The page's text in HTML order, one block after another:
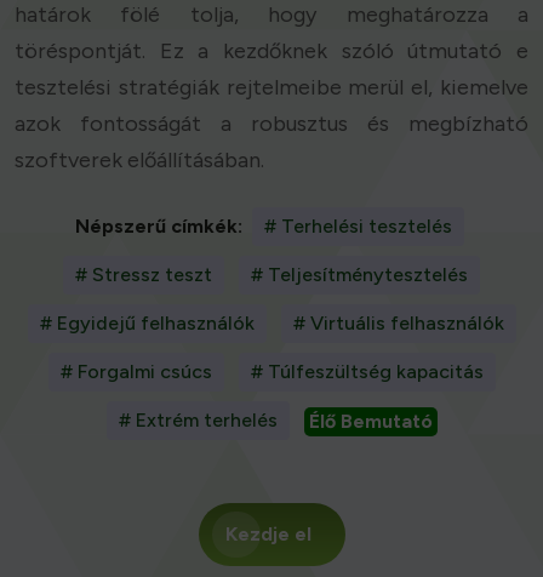
határok fölé tolja, hogy meghatározza a
töréspontját. Ez a kezdőknek szóló útmutató e
tesztelési stratégiák rejtelmeibe merül el, kiemelve
azok fontosságát a robusztus és megbízható
szoftverek előállításában.
Népszerű címkék: # Terhelési tesztelés
# Stressz teszt # Teljesítménytesztelés
# Egyidejű felhasználók # Virtuális felhasználók
# Forgalmi csúcs # Túlfeszültség kapacitás
# Extrém terhelés Élő Bemutató
Kezdje el